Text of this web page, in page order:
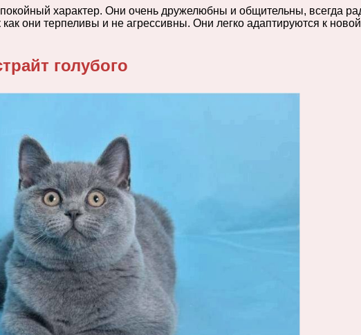
характер. Они очень дружелюбны и общительны, всегда
они терпеливы и не агрессивны. Они легко адаптируются к
голубого